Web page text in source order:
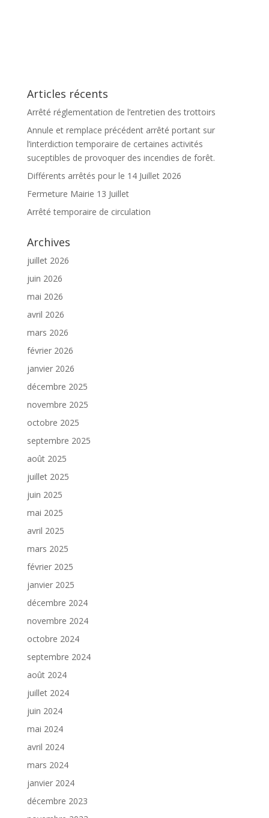
Articles récents
Arrêté réglementation de l’entretien des trottoirs
Annule et remplace précédent arrêté portant sur
l’interdiction temporaire de certaines activités
suceptibles de provoquer des incendies de forêt.
Différents arrêtés pour le 14 Juillet 2026
Fermeture Mairie 13 Juillet
Arrêté temporaire de circulation
Archives
juillet 2026
juin 2026
mai 2026
avril 2026
mars 2026
février 2026
janvier 2026
décembre 2025
novembre 2025
octobre 2025
septembre 2025
août 2025
juillet 2025
juin 2025
mai 2025
avril 2025
mars 2025
février 2025
janvier 2025
décembre 2024
novembre 2024
octobre 2024
septembre 2024
août 2024
juillet 2024
juin 2024
mai 2024
avril 2024
mars 2024
janvier 2024
décembre 2023